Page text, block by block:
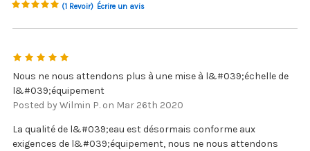
(1 Revoir) Écrire un avis
Nous ne nous attendons plus à une mise à l&#039;échelle de
l&#039;équipement
Posted by Wilmin P. on Mar 26th 2020
La qualité de l&#039;eau est désormais conforme aux
exigences de l&#039;équipement, nous ne nous attendons